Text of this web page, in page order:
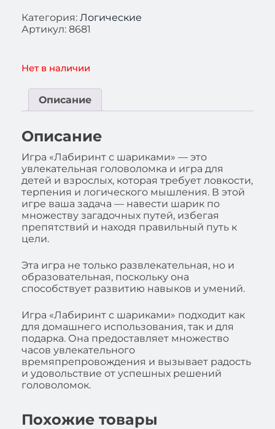
Категория: Логические
Артикул: 8681
Нет в наличии
Описание
Описание
Игра «Лабиринт с шариками» — это
увлекательная головоломка и игра для
детей и взрослых, которая требует ловкости,
терпения и логического мышления. В этой
игре ваша задача — навести шарик по
множеству загадочных путей, избегая
препятствий и находя правильный путь к
цели.
Эта игра не только развлекательная, но и
образовательная, поскольку она
способствует развитию навыков и умений.
Игра «Лабиринт с шариками» подходит как
для домашнего использования, так и для
подарка. Она предоставляет множество
часов увлекательного
времяпрепровождения и вызывает радость
и удовольствие от успешных решений
головоломок.
Похожие товары